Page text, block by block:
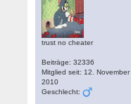
trust no cheater
Beiträge: 32336
Mitglied seit: 12. November
2010
Geschlecht: